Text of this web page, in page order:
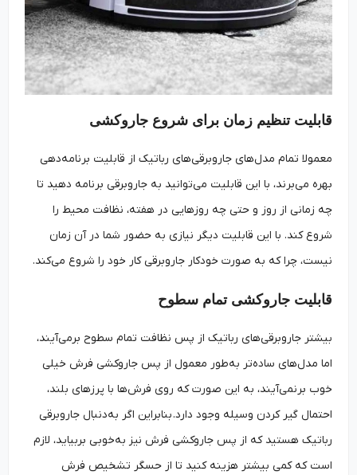
قابلیت تنظیم زمان برای شروع جاروکشی
معمولا تمام مدل‌های جاروبرقی‌های رباتیک از قابلیت برنامه‌دهی
بهره می‌برند، با این قابلیت می‌توانید به جاروبرقی برنامه دهید تا
چه زمانی از روز و حتی چه روزهایی در هفته، نظافت محیط را
شروع کند. با این قابلیت دیگر نیازی به حضور شما در آن زمان
نیست، چرا که به صورت خودکار جاروبرقی کار خود را شروع می‌کند.
قابلیت جاروکشی تمام سطوح
بیشتر جاروبرقی‌های رباتیک از پس نظافت تمام سطوح برمی‌آیند،
اما مدل‌های ساده‌تر به‌طور معمول از پس جاروکشی فرش خیلی
خوب برنمی‌آیند، به این صورت که روی فرش‌ها با پرزهای بلند،
احتمال گیر کردن وسیله وجود دارد. بنابراین اگر به‌دنبال جاروبرقی
رباتیک هستید که از پس جاروکشی فرش نیز به‌خوبی بربیاید، لازم
است که کمی بیشتر هزینه کنید تا از حسگر تشخیص فرش